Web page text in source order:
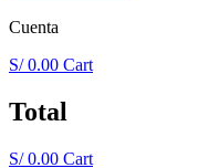
Cuenta
S/0.00 Cart
Total
S/0.00 Cart